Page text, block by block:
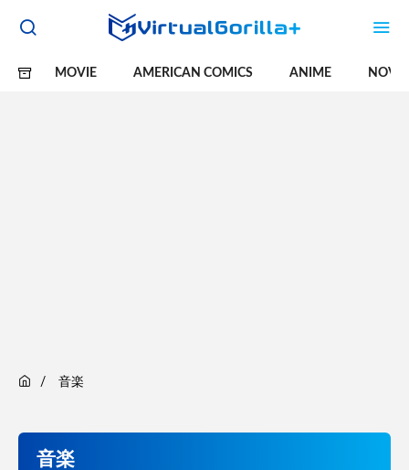
MOVIE AMERICAN COMICS ANIME
音楽
音楽